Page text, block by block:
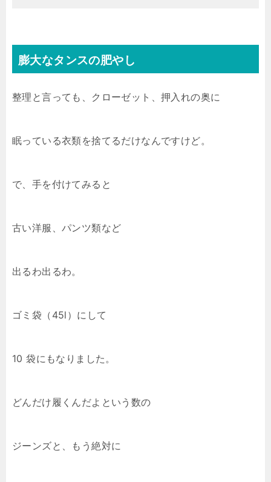
膨大なタンスの肥やし
整理と言っても、クローゼット、押入れの奥に
眠っている衣類を捨てるだけなんですけど。
で、手を付けてみると
古い洋服、パンツ類など
出るわ出るわ。
ゴミ袋（45l）にして
10 袋にもなりました。
どんだけ履くんだよという数の
ジーンズと、もう絶対に